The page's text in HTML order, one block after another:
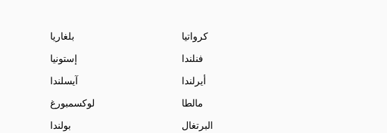
بلغاريا
كرواتيا
إستونيا
فنلندا
آيسلندا
أيرلندا
لوكسمبورغ
مالطا
بولندا
البرتغال